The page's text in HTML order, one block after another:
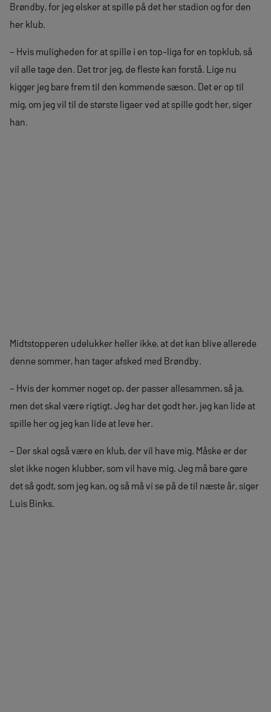
Brøndby, for jeg elsker at spille på det her stadion og for den
her klub.
– Hvis muligheden for at spille i en top-liga for en topklub, så
vil alle tage den. Det tror jeg, de fleste kan forstå. Lige nu
kigger jeg bare frem til den kommende sæson. Det er op til
mig, om jeg vil til de største ligaer ved at spille godt her, siger
han.
Midtstopperen udelukker heller ikke, at det kan blive allerede
denne sommer, han tager afsked med Brøndby.
– Hvis der kommer noget op, der passer allesammen, så ja,
men det skal være rigtigt. Jeg har det godt her, jeg kan lide at
spille her og jeg kan lide at leve her.
– Der skal også være en klub, der vil have mig. Måske er der
slet ikke nogen klubber, som vil have mig. Jeg må bare gøre
det så godt, som jeg kan, og så må vi se på de til næste år, siger
Luis Binks.